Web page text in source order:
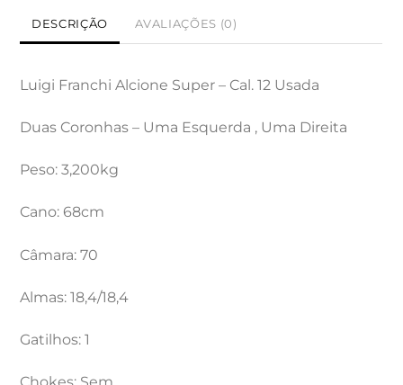
DESCRIÇÃO AVALIAÇÕES (0)
Luigi Franchi Alcione Super – Cal. 12 Usada
Duas Coronhas – Uma Esquerda , Uma Direita
Peso: 3,200kg
Cano: 68cm
Câmara: 70
Almas: 18,4/18,4
Gatilhos: 1